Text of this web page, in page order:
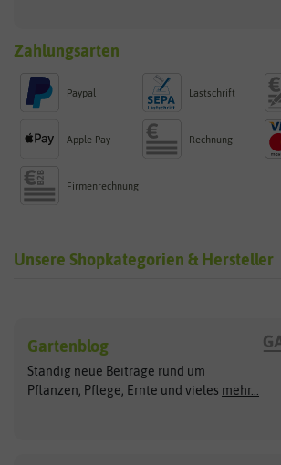
Zahlungsarten
Paypal Lastschrift
Apple Pay Rechnung
Firmenrechnung
Unsere Shopkategorien & Hersteller
Exotische Samen
Gemüsesamen
Gründünger
Arche Noah
ASB Greenworld
Clever
COMPO
Gartenblog
Ständig neue Beiträge rund um
Pflanzen, Pflege, Ernte und vieles mehr...